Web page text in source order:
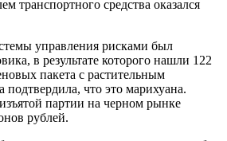
транспортного средства оказался
управления рисками был
в результате которого нашли 122
пакета с растительным
подтвердила, что это марихуана.
партии на черном рынке
рублей.